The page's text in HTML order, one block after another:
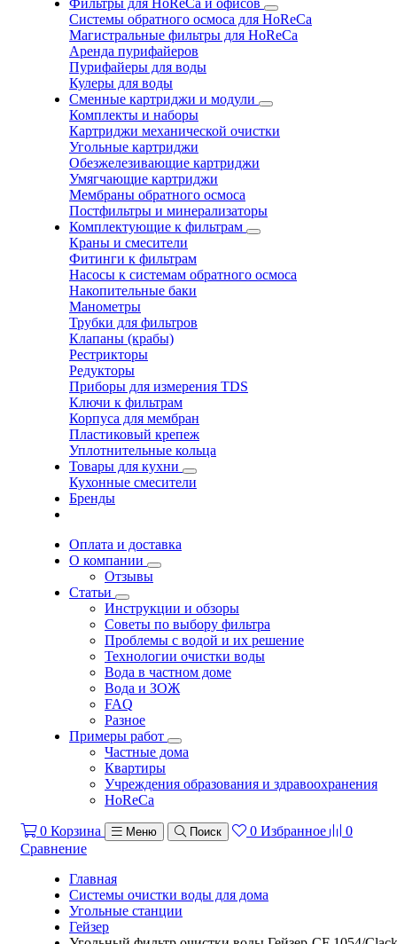
Фильтры для HoReCa и офисов
Системы обратного осмоса для HoReCa
Магистральные фильтры для HoReCa
Аренда пурифайеров
Пурифайеры для воды
Кулеры для воды
Сменные картриджи и модули
Комплекты и наборы
Картриджи механической очистки
Угольные картриджи
Обезжелезивающие картриджи
Умягчающие картриджи
Мембраны обратного осмоса
Постфильтры и минерализаторы
Комплектующие к фильтрам
Краны и смесители
Фитинги к фильтрам
Насосы к системам обратного осмоса
Накопительные баки
Манометры
Трубки для фильтров
Клапаны (крабы)
Рестрикторы
Редукторы
Приборы для измерения TDS
Ключи к фильтрам
Корпуса для мембран
Пластиковый крепеж
Уплотнительные кольца
Товары для кухни
Кухонные смесители
Бренды
Оплата и доставка
О компании
Отзывы
Статьи
Инструкции и обзоры
Советы по выбору фильтра
Проблемы с водой и их решение
Технологии очистки воды
Вода в частном доме
Вода и ЗОЖ
FAQ
Разное
Примеры работ
Частные дома
Квартиры
Учреждения образования и здравоохранения
HoReCa
0 Корзина Меню Поиск 0 Избранное
0
Сравнение
Главная
Системы очистки воды для дома
Угольные станции
Гейзер